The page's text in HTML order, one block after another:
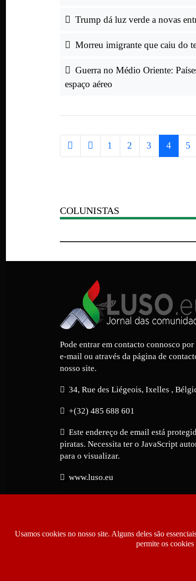
Trump dá luz verde a novas
Morreu imigrante que caiu do
Guerra no Médio Oriente:
espaço aéreo
1 2 3 4 5
COLUNISTAS
Pode entrar em contacto connosco
e-mail ou através da página de
nosso site.
34, Rue des Liégeois, Ixelles ,
+(32) 485 688 601
Este endereço de email está
piratas. Necessita ter o JavaScript
para o visualizar.
www.luso.eu
Usamos cookies no nosso site. Alguns deles são
permite os